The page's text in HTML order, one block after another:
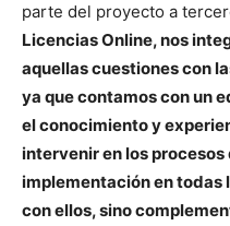
parte del proyecto a
Licencias Online, nos
aquellas cuestiones con
ya que contamos con un
el conocimiento y
intervenir en los
implementación en todas
con ellos, sino